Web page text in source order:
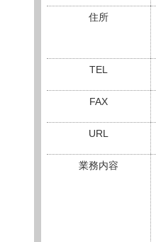
住所
TEL
FAX
URL
業務内容